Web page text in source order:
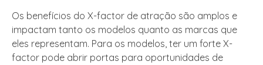
Os benefícios do X-factor de atração são amplos e
impactam tanto os modelos quanto as marcas que
eles representam. Para os modelos, ter um forte X-
factor pode abrir portas para oportunidades de